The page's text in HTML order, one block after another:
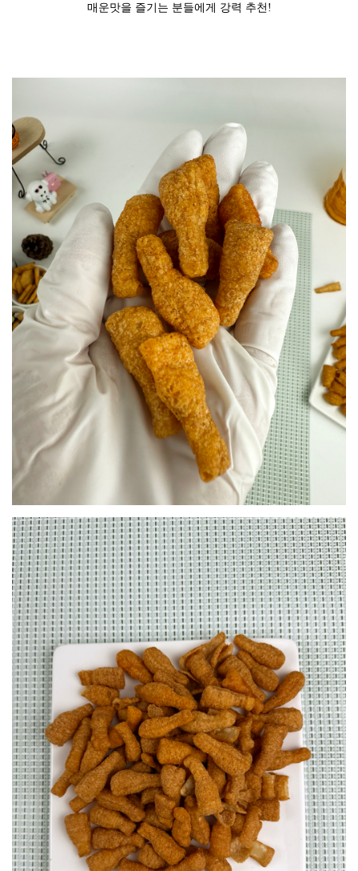
매운맛을 즐기는 분들에게 강력 추천!